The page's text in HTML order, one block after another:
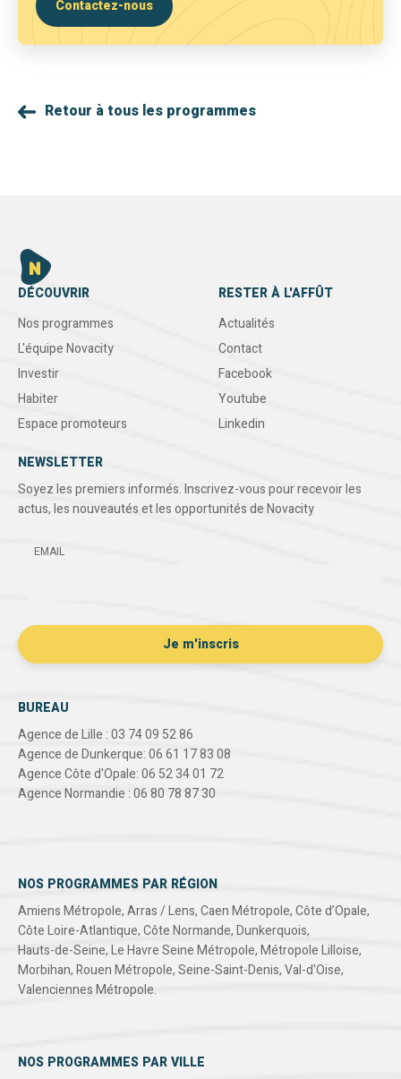
Contactez-nous
Retour à tous les programmes
DÉCOUVRIR
Nos programmes
L'équipe Novacity
Investir
Habiter
Espace promoteurs
RESTER À L'AFFÛT
Actualités
Contact
Facebook
Youtube
Linkedin
NEWSLETTER
Soyez les premiers informés. Inscrivez-vous pour recevoir les
actus, les nouveautés et les opportunités de Novacity
EMAIL
BUREAU
Agence de Lille : 03 74 09 52 86
Agence de Dunkerque: 06 61 17 83 08
Agence Côte d'Opale: 06 52 34 01 72
Agence Normandie : 06 80 78 87 30
NOS PROGRAMMES PAR RÉGION
Amiens Métropole,Arras / Lens,Caen Métropole,Côte d’Opale,
Côte Loire-Atlantique,Côte Normande,Dunkerquois,
Hauts-de-Seine,Le Havre Seine Métropole,Métropole Lilloise,
Morbihan,Rouen Métropole,Seine-Saint-Denis,Val-d'Oise,
Valenciennes Métropole.
NOS PROGRAMMES PAR VILLE